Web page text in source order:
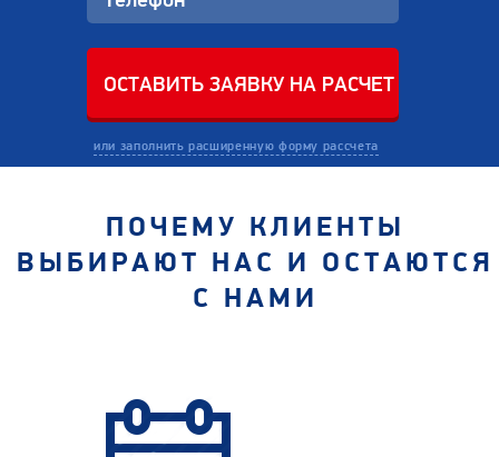
или заполнить расширенную форму рассчета
ПОЧЕМУ КЛИЕНТЫ
ВЫБИРАЮТ НАС И ОСТАЮТСЯ
С НАМИ